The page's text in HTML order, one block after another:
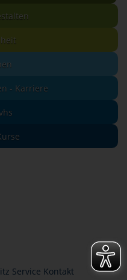
- Karriere
Service Kontakt